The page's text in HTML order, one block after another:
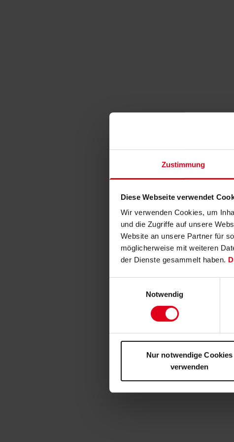
Zustimmung
Diese Webseite verwendet
Wir verwenden Cookies, um
und die Zugriffe auf unsere
Website an unsere Partner für
möglicherweise mit weiteren
der Dienste gesammelt haben.
Notwendig
Nur notwendige Cookies
verwenden